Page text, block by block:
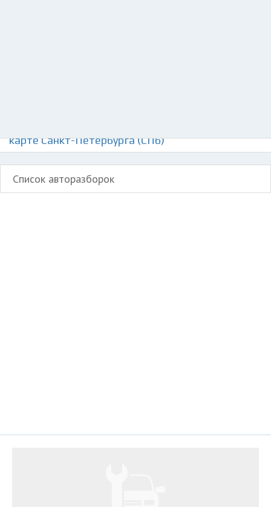
карте Санкт-Петербурга (СПб)
Список авторазборок